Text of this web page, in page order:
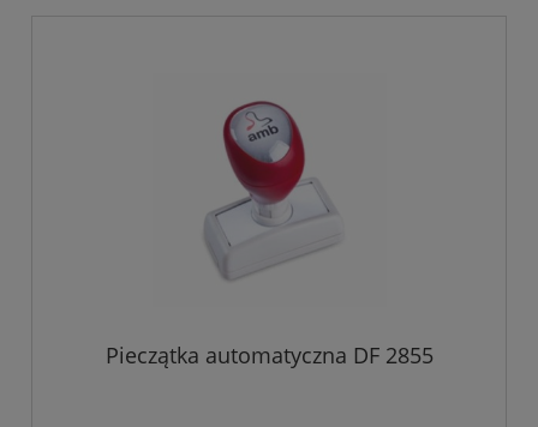
Pieczątka automatyczna DF 2855